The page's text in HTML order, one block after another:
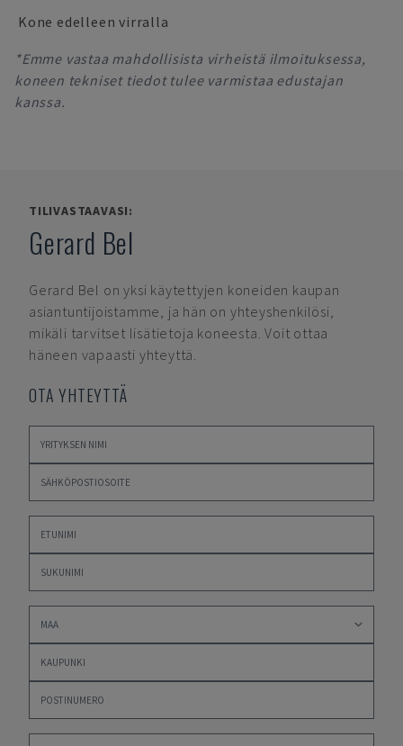
Kone edelleen virralla
*Emme vastaa mahdollisista virheistä ilmoituksessa,
koneen tekniset tiedot tulee varmistaa edustajan
kanssa.
TILIVASTAAVASI:
Gerard Bel
Gerard Bel on yksi käytettyjen koneiden kaupan
asiantuntijoistamme, ja hän on yhteyshenkilösi,
mikäli tarvitset lisätietoja koneesta. Voit ottaa
häneen vapaasti yhteyttä.
OTA YHTEYTTÄ